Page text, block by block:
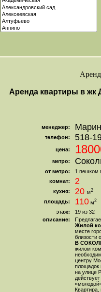
Аренда квартиры в жк
менеджер:
телефон: 518-
цена:
метро:
от метро:
1 пешком
комнат:
2
кухня: 20 м2
площадь: 110 м2
этаж:
19 из 32
описание:
Жилой
месте
близости
В
жилом
центру
площадок
на улице